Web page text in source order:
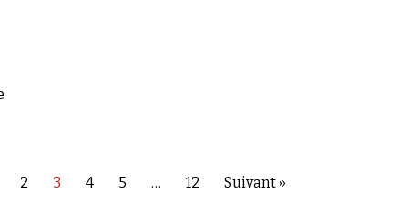
2 3 4 5 … 12 Suivant »